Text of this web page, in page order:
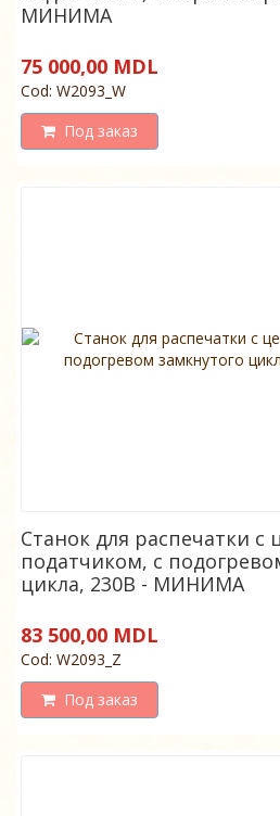
МИНИМА
75 000,00 MDL
Cod: W2093_W
Под заказ
Станок для распечатки
податчиком, с
цикла, 230В - МИНИМА
83 500,00 MDL
Cod: W2093_Z
Под заказ